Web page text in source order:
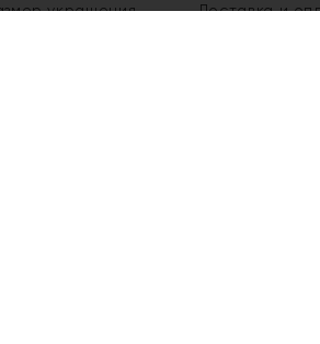
украшения
Доставка и